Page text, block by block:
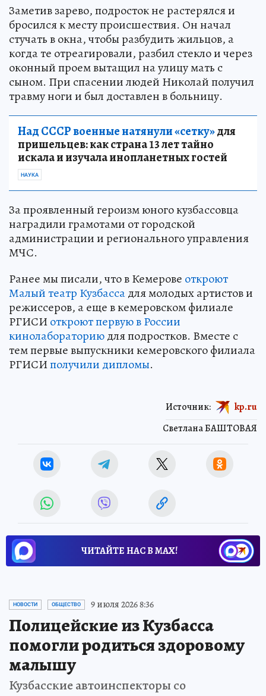
Заметив зарево, подросток не растерялся и
бросился к месту происшествия. Он начал
стучать в окна, чтобы разбудить жильцов, а
когда те отреагировали, разбил стекло и через
оконный проем вытащил на улицу мать с
сыном. При спасении людей Николай получил
травму ноги и был доставлен в больницу.
Над СССР военные натянули «сетку»для
пришельцев: как страна 13 лет тайно
искала и изучала инопланетных гостей
НАУКА
За проявленный героизм юного кузбассовца
наградили грамотами от городской
администрации и регионального управления
МЧС.
Ранее мы писали, что в Кемерове откроют
Малый театр Кузбассадля молодых артистов и
режиссеров, а еще в кемеровском филиале
РГИСИоткроют первую в России
кинолабораториюдля подростков. Вместе с
тем первые выпускники кемеровского филиала
РГИСИполучили дипломы.
Светлана БАШТОВАЯ
Источник: kp.ru
ЧИТАЙТЕ НАС В МАХ!
НОВОСТИ ОБЩЕСТВО 9 июля 2026 8:36
Полицейские из Кузбасса
помогли родиться здоровому
малышу
Кузбасские автоинспекторы со